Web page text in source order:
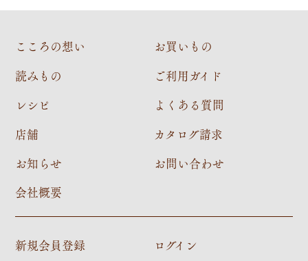
こころの想い
読みもの
レシピ
店舗
お知らせ
会社概要
お買いもの
ご利用ガイド
よくある質問
カタログ請求
お問い合わせ
新規会員登録 ログイン